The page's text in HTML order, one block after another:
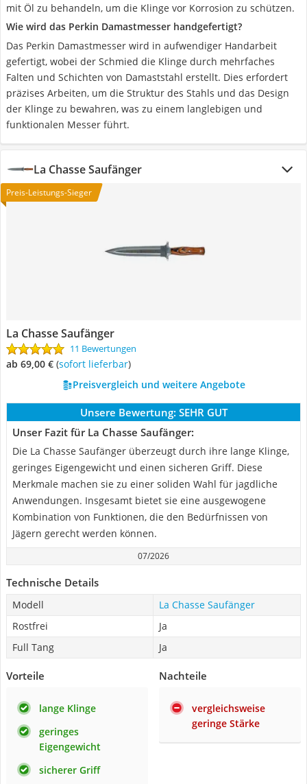
mit Öl zu behandeln, um die Klinge vor Korrosion zu schützen.
Wie wird das Perkin Damastmesser handgefertigt?
Das Perkin Damastmesser wird in aufwendiger Handarbeit
gefertigt, wobei der Schmied die Klinge durch mehrfaches
Falten und Schichten von Damaststahl erstellt. Dies erfordert
präzises Arbeiten, um die Struktur des Stahls und das Design
der Klinge zu bewahren, was zu einem langlebigen und
funktionalen Messer führt.
La Chasse Saufänger
Preis-Leistungs-Sieger
La Chasse Saufänger
11 Bewertungen
ab 69,00 € ( Sofort lieferbar)
Preisvergleich und weitere Angebote
Unsere Bewertung: SEHR GUT
Unser Fazit für La Chasse Saufänger:
Die La Chasse Saufänger überzeugt durch ihre lange Klinge,
geringes Eigengewicht und einen sicheren Griff. Diese
Merkmale machen sie zu einer soliden Wahl für jagdliche
Anwendungen. Insgesamt bietet sie eine ausgewogene
Kombination von Funktionen, die den Bedürfnissen von
Jägern gerecht werden können.
07/2026
Technische Details
Modell
La Chasse Saufänger
Rostfrei
Ja
Full Tang
Ja
Vorteile
lange Klinge
geringes
Eigengewicht
sicherer Griff
Nachteile
vergleichsweise
geringe Stärke